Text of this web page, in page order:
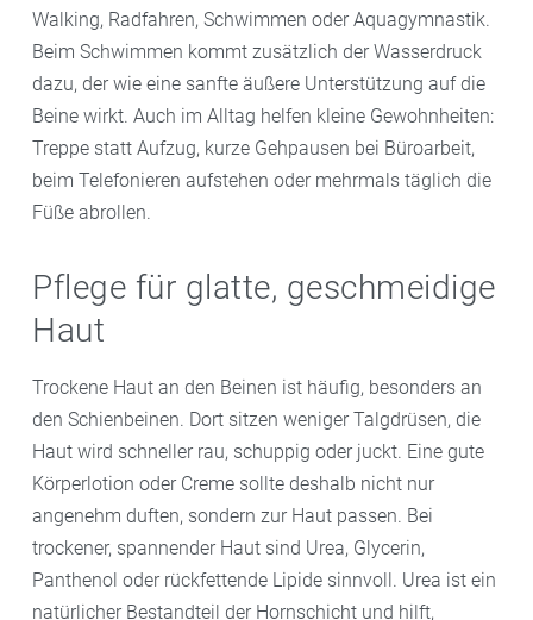
Walking, Radfahren, Schwimmen oder Aquagymnastik.
Beim Schwimmen kommt zusätzlich der Wasserdruck
dazu, der wie eine sanfte äußere Unterstützung auf die
Beine wirkt. Auch im Alltag helfen kleine Gewohnheiten:
Treppe statt Aufzug, kurze Gehpausen bei Büroarbeit,
beim Telefonieren aufstehen oder mehrmals täglich die
Füße abrollen.
Pflege für glatte, geschmeidige
Haut
Trockene Haut an den Beinen ist häufig, besonders an
den Schienbeinen. Dort sitzen weniger Talgdrüsen, die
Haut wird schneller rau, schuppig oder juckt. Eine gute
Körperlotion oder Creme sollte deshalb nicht nur
angenehm duften, sondern zur Haut passen. Bei
trockener, spannender Haut sind Urea, Glycerin,
Panthenol oder rückfettende Lipide sinnvoll. Urea ist ein
natürlicher Bestandteil der Hornschicht und hilft,